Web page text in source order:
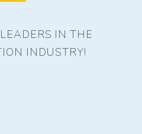
IN THE
INDUSTRY!